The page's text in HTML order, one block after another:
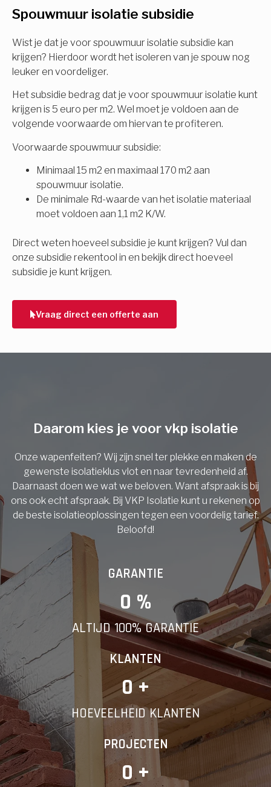
Spouwmuur isolatie subsidie
Wist je dat je voor spouwmuur isolatie subsidie kan
krijgen? Hierdoor wordt het isoleren van je spouw nog
leuker en voordeliger.
Het subsidie bedrag dat je voor spouwmuur isolatie kunt
krijgen is 5 euro per m2. Wel moet je voldoen aan de
volgende voorwaarde om hiervan te profiteren.
Voorwaarde spouwmuur subsidie:
Minimaal 15 m2 en maximaal 170 m2 aan
spouwmuur isolatie.
De minimale Rd-waarde van het isolatie materiaal
moet voldoen aan 1,1 m2 K/W.
Direct weten hoeveel subsidie je kunt krijgen? Vul dan
onze subsidie rekentool in en bekijk direct hoeveel
subsidie je kunt krijgen.
Vraag direct een offerte aan
Isolatiemaatregel
Spouwisolatie
Vloerisolatie
Dakisolatie
Gevelisolatie
Vorige
subsidie!
Vul uw gegevens in en ontvang nu direct uw
berekening per mail.
Voornaam
Achternaam
Vorige
Daarom kies je voor vkp isolatie
Onze wapenfeiten? Wij zijn snel ter plekke en maken de
gewenste isolatieklus vlot en naar tevredenheid af.
Daarnaast doen we wat we beloven. Want afspraak is bij
ons ook echt afspraak. Bij VKP Isolatie kunt u rekenen op
de beste isolatieoplossingen tegen een voordelig tarief.
Beloofd!
GARANTIE
0 %
ALTIJD 100% GARANTIE
KLANTEN
0 +
HOEVEELHEID KLANTEN
PROJECTEN
0 +